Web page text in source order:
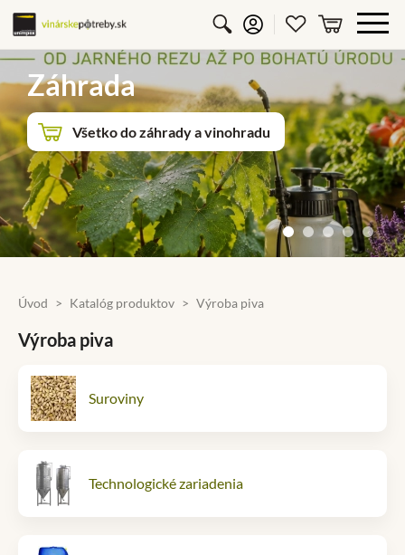
Vyhľadávanie
Prihlásiť saObľúbené
košík
Záhrada
Všetko do záhrady a vinohradu
Úvod Katalóg produktov Výroba piva
Výroba piva
Suroviny
Technologické zariadenia